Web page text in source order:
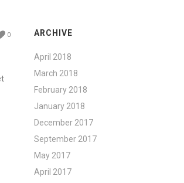
0 ARCHIVE
April 2018
March 2018
February 2018
January 2018
December 2017
September 2017
May 2017
April 2017